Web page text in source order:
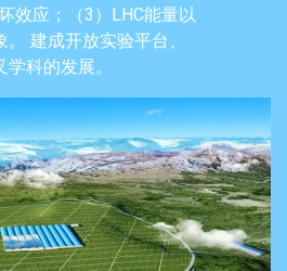
效应；（3）LHC能量以
建成开放实验平台、
科的发展。